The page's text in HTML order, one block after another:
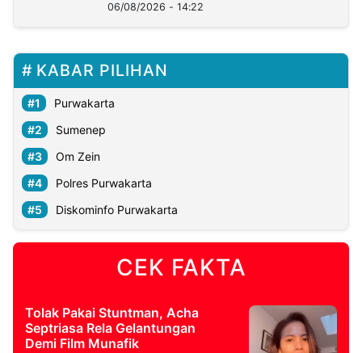
06/08/2026 - 14:22
KABAR PILIHAN
Purwakarta
Sumenep
Om Zein
Polres Purwakarta
Diskominfo Purwakarta
CEK FAKTA
Tolak Pakai Stuntman, Acha
Septriasa Rela Gelantungan
Demi Film Munafik